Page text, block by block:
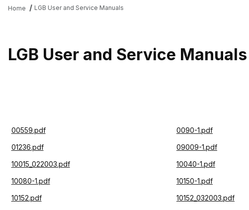
Home LGB User and Service Manuals
LGB User and Service Manuals
00559.pdf 0090-1.pdf
01236.pdf 09009-1.pdf
10015_022003.pdf 10040-1.pdf
10080-1.pdf 10150-1.pdf
10152.pdf 10152_032003.pdf